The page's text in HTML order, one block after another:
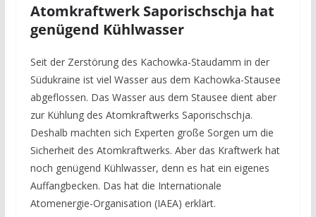
Atomkraftwerk Saporischschja hat
genügend Kühlwasser
Seit der Zerstörung des Kachowka-Staudamm in der
Südukraine ist viel Wasser aus dem Kachowka-Stausee
abgeflossen. Das Wasser aus dem Stausee dient aber
zur Kühlung des Atomkraftwerks Saporischschja.
Deshalb machten sich Experten große Sorgen um die
Sicherheit des Atomkraftwerks. Aber das Kraftwerk hat
noch genügend Kühlwasser, denn es hat ein eigenes
Auffangbecken. Das hat die Internationale
Atomenergie-Organisation (IAEA) erklärt.